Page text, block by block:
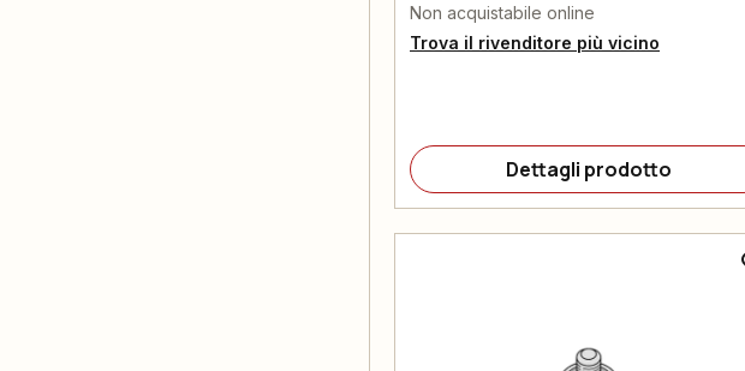
Non acquistabile online
Trova il rivenditore più vicino
Dettagli prodotto